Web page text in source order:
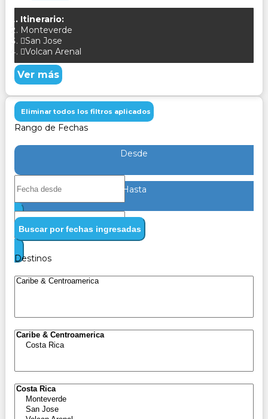
Itinerario:
Monteverde
San Jose
Volcan Arenal
Ver más
Eliminar todos los filtros aplicados
Rango de Fechas
Desde
Hasta
Buscar por fechas ingresadas
Destinos